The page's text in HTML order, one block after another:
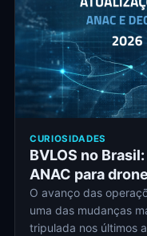
CURIOSIDADES
BVLOS no
ANAC para
O avanço das
uma das mudanças
tripulada nos últimos